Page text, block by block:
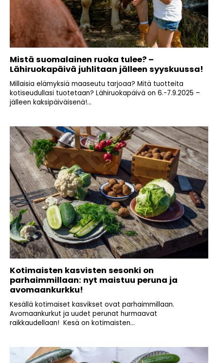
Mistä suomalainen ruoka tulee? –
Lähiruokapäivä juhlitaan jälleen syyskuussa!
Millaisia elämyksiä maaseutu tarjoaa? Mitä tuotteita
kotiseudullasi tuotetaan? Lähiruokapäivä on 6.-7.9.2025 –
jälleen kaksipäiväisenä!...
Kotimaisten kasvisten sesonki on
parhaimmillaan: nyt maistuu peruna ja
avomaankurkku!
Kesällä kotimaiset kasvikset ovat parhaimmillaan.
Avomaankurkut ja uudet perunat hurmaavat
raikkaudellaan! Kesä on kotimaisten...